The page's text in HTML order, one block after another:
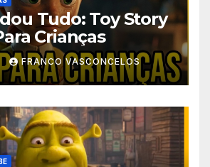
Tudo: Toy Story
Crianças
FRANCO VASCONCELOS